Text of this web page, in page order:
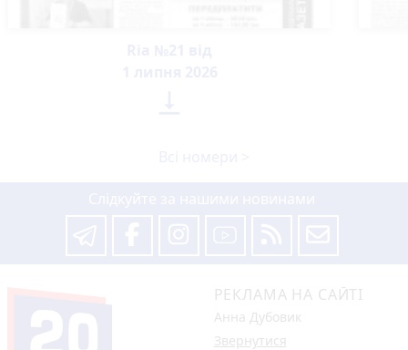
РЕКЛАМА НА САЙТІ
Анна Дубовик
Звернутися